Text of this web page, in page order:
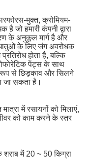
मुक्त, क्रोमियम-
जो हमारी कंपनी द्वारा
के अनुकूल मार्ग है और
धातुओं के लिए जंग अवरोधक
होता है, बल्कि
पेंट्स के साथ
रूप से छिड़काव और सिलने
जा सकता है।
में रसायनों को मिलाएं,
को काम करने के स्तर
शराब में 20 ~ 50 किग्रा